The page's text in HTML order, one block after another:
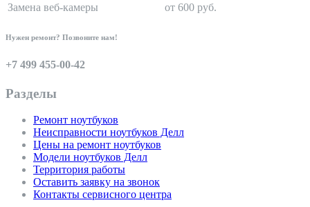
Замена веб-камеры
от 600 руб.
Нужен ремонт? Позвоните нам!
+7 499 455-00-42
Разделы
Ремонт ноутбуков
Неисправности ноутбуков Делл
Цены на ремонт ноутбуков
Модели ноутбуков Делл
Территория работы
Оставить заявку на звонок
Контакты сервисного центра